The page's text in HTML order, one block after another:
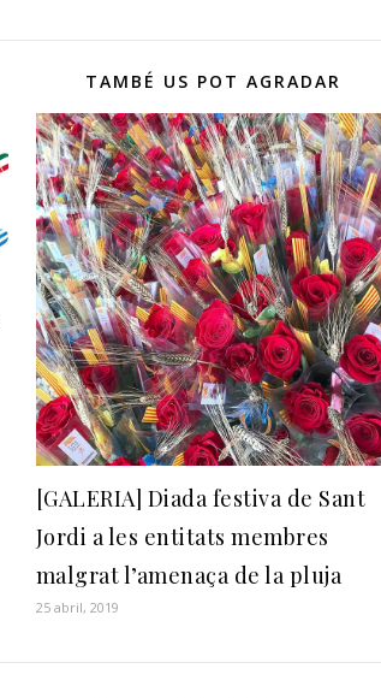
TAMBÉ US POT AGRADAR
[GALERIA] Diada festiva de Sant
Jordi a les entitats membres
malgrat l’amenaça de la pluja
25 abril, 2019